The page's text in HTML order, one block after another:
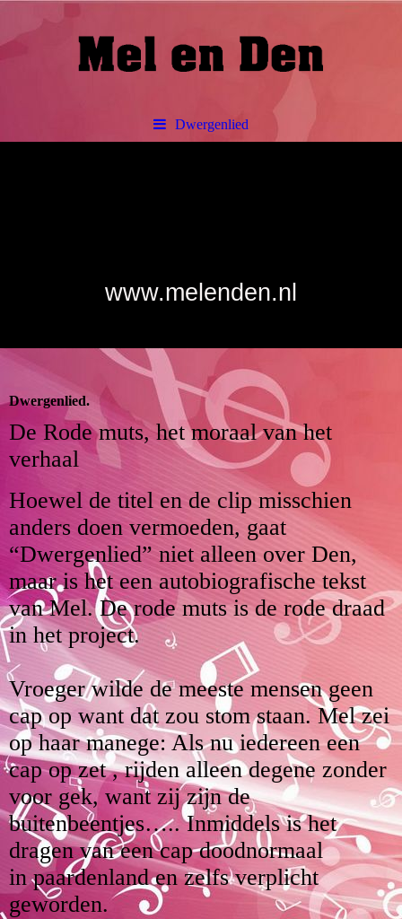
Dwergenlied
www.melenden.nl
Dwergenlied.
De Rode muts, het moraal van het
verhaal
Hoewel de titel en de clip misschien
anders doen vermoeden, gaat
“Dwergenlied” niet alleen over Den,
maar is het een autobiografische tekst
van Mel. De rode muts is de rode draad
in het project.
Vroeger wilde de meeste mensen geen
cap op want dat zou stom staan. Mel zei
op haar manege: Als nu iedereen een
cap op zet , rijden alleen degene zonder
voor gek, want zij zijn de
buitenbeentjes….. Inmiddels is het
dragen van een cap doodnormaal
in paardenland en zelfs verplicht
geworden.